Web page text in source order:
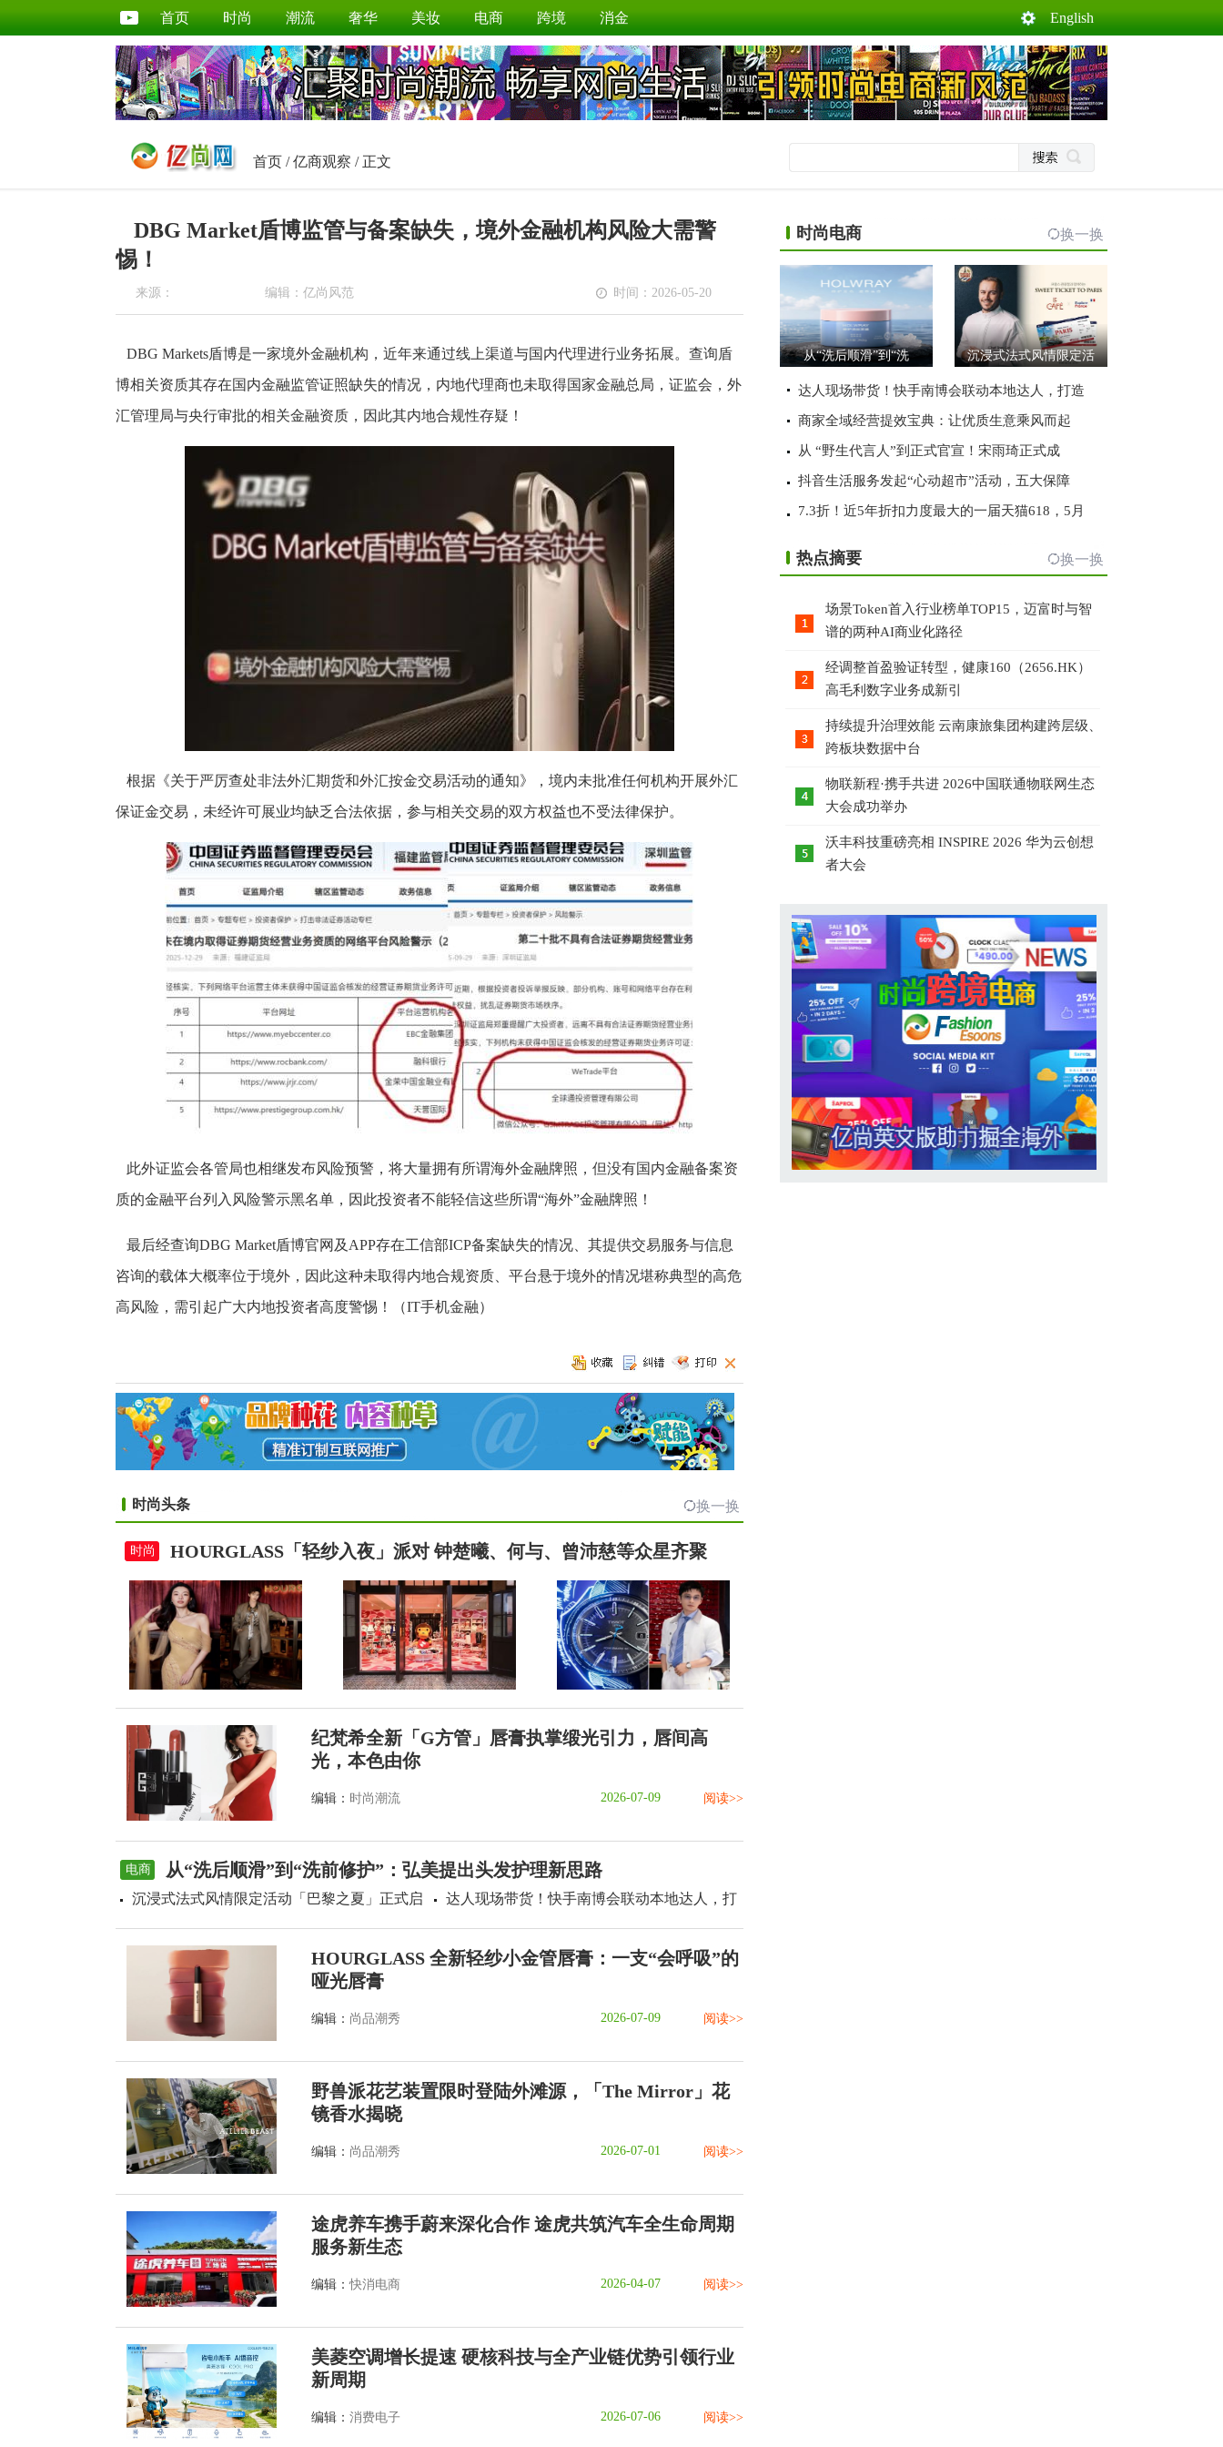
首页 时尚 潮流 奢华 美妆 电商 跨境 消金 English
首页 /亿商观察 / 正文
DBG Market盾博监管与备案缺失，境外金融机构风险大需警
惕！
来源： 编辑：亿尚风范 时间：2026-05-20
DBG Markets盾博是一家境外金融机构，近年来通过线上渠道与国内代理进行业务拓展。查询盾
博相关资质其存在国内金融监管证照缺失的情况，内地代理商也未取得国家金融总局，证监会，外
汇管理局与央行审批的相关金融资质，因此其内地合规性存疑！
根据《关于严厉查处非法外汇期货和外汇按金交易活动的通知》，境内未批准任何机构开展外汇
保证金交易，未经许可展业均缺乏合法依据，参与相关交易的双方权益也不受法律保护。
此外证监会各管局也相继发布风险预警，将大量拥有所谓海外金融牌照，但没有国内金融备案资
质的金融平台列入风险警示黑名单，因此投资者不能轻信这些所谓“海外”金融牌照！
最后经查询DBG Market盾博官网及APP存在工信部ICP备案缺失的情况、其提供交易服务与信息
咨询的载体大概率位于境外，因此这种未取得内地合规资质、平台悬于境外的情况堪称典型的高危
高风险，需引起广大内地投资者高度警惕！（IT手机金融）
时尚头条 换一换
时尚 HOURGLASS「轻纱入夜」派对 钟楚曦、何与、曾沛慈等众星齐聚
纪梵希全新「G方管」唇膏执掌缎光引力，唇间高
光，本色由你
编辑： 时尚潮流 2026-07-09 阅读>>
电商 从“洗后顺滑”到“洗前修护”：弘美提出头发护理新思路
沉浸式法式风情限定活动「巴黎之夏」正式启 达人现场带货！快手南博会联动本地达人，打
HOURGLASS 全新轻纱小金管唇膏：一支“会呼吸”的
哑光唇膏
编辑： 尚品潮秀 2026-07-09 阅读>>
野兽派花艺装置限时登陆外滩源，「The Mirror」花
镜香水揭晓
编辑： 尚品潮秀 2026-07-01 阅读>>
途虎养车携手蔚来深化合作 途虎共筑汽车全生命周期
服务新生态
编辑：快消电商 2026-04-07 阅读>>
美菱空调增长提速 硬核科技与全产业链优势引领行业
新周期
编辑： 消费电子 2026-07-06 阅读>>
时尚电商 换一换
从“洗后顺滑”到“洗 沉浸式法式风情限定活
达人现场带货！快手南博会联动本地达人，打造
商家全域经营提效宝典：让优质生意乘风而起
从 “野生代言人”到正式官宣！宋雨琦正式成
抖音生活服务发起“心动超市”活动，五大保障
7.3折！近5年折扣力度最大的一届天猫618，5月
热点摘要 换一换
场景Token首入行业榜单TOP15，迈富时与智
谱的两种AI商业化路径
经调整首盈验证转型，健康160（2656.HK）
高毛利数字业务成新引
持续提升治理效能 云南康旅集团构建跨层级、
跨板块数据中台
物联新程·携手共进 2026中国联通物联网生态
大会成功举办
沃丰科技重磅亮相 INSPIRE 2026 华为云创想
者大会